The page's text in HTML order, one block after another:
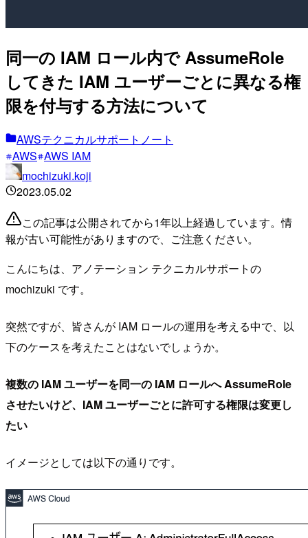
同一の IAM ロール内で AssumeRole
してきた IAM ユーザーごとに異なる権
限を付与する方法について
AWSテクニカルサポートノート
AWS AWS IAM
mochizuki.koji
2023.05.02
この記事は公開されてから1年以上経過しています。情
報が古い可能性がありますので、ご注意ください。
こんにちは、アノテーション テクニカルサポートの
mochizuki です。
突然ですが、皆さんが IAM ロールの運用を考える中で、以
下のケースを考えたことはないでしょうか。
複数の IAM ユーザーを同一の IAM ロールへ AssumeRole
させたいけど、IAM ユーザーごとに許可する権限は変更し
たい
イメージとしては以下の通りです。